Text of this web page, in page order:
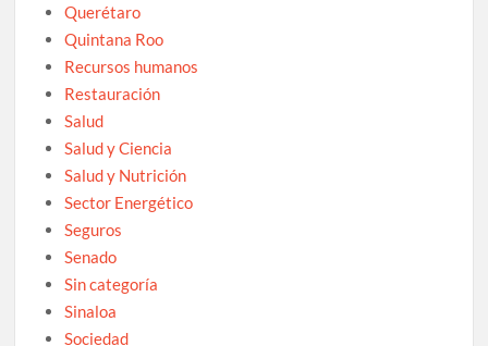
Querétaro
Quintana Roo
Recursos humanos
Restauración
Salud
Salud y Ciencia
Salud y Nutrición
Sector Energético
Seguros
Senado
Sin categoría
Sinaloa
Sociedad